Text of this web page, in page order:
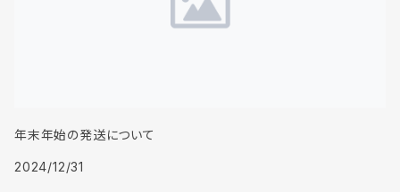
年末年始の発送について
2024/12/31